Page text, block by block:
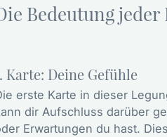
Bedeutung
Karte: Deine Gefühle
erste Karte in dieser
dir Aufschluss darüber
Erwartungen du hast.